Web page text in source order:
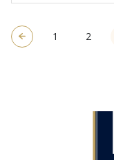
1 2